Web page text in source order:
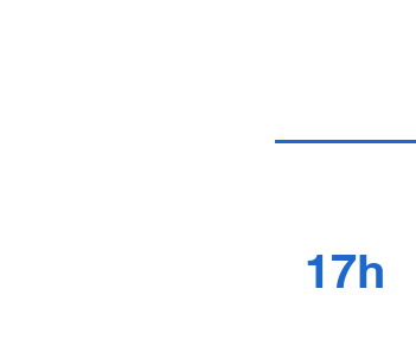
17h